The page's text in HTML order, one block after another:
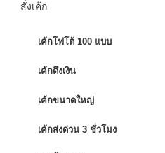
สั่งเค้ก
เค้กโฟโต้ 100 แบบ
เค้กดึงเงิน
เค้กขนาดใหญ่
เค้กส่งด่วน 3 ชั่วโมง